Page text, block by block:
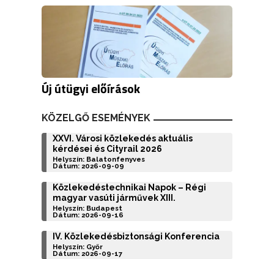
Új útügyi előírások
KÖZELGŐ ESEMÉNYEK
XXVI. Városi közlekedés aktuális
kérdései és Cityrail 2026
Helyszín: Balatonfenyves
Dátum: 2026-09-09
Közlekedéstechnikai Napok – Régi
magyar vasúti járművek XIII.
Helyszín: Budapest
Dátum: 2026-09-16
IV. Közlekedésbiztonsági Konferencia
Helyszín: Győr
Dátum: 2026-09-17